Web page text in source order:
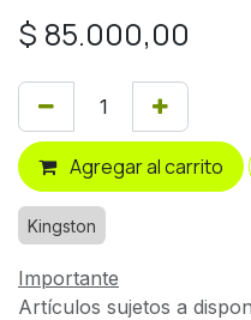
$ 85.000,00
Agregar al carrito
Kingston
Importante
Artículos sujetos a